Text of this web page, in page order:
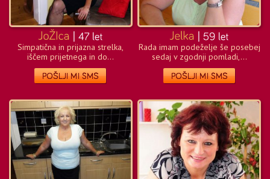
Simpatična in prijazna strelka,
iščem prijetnega in do...
Rada imam podeželje še posebej
sedaj v zgodnji pomladi,...